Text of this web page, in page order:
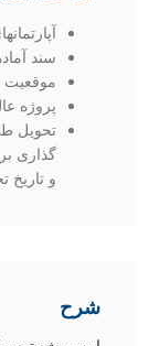
سند
موقعیت
پروژه
گذاری
و تاریخ
شرح